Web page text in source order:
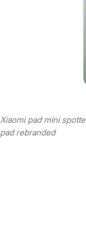
Xiaomi pad mini
pad rebranded